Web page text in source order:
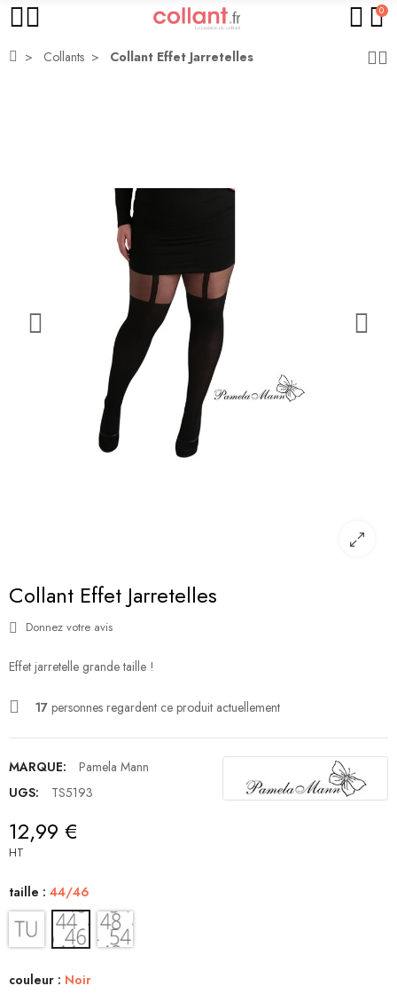
0
Collants Collant Effet Jarretelles
Collant Effet Jarretelles
Donnez votre avis
Effet jarretelle grande taille !
17 personnes regardent ce produit actuellement
MARQUE:
Pamela Mann
UGS:
TS5193
12,99 €
HT
taille : 44/46
couleur : Noir